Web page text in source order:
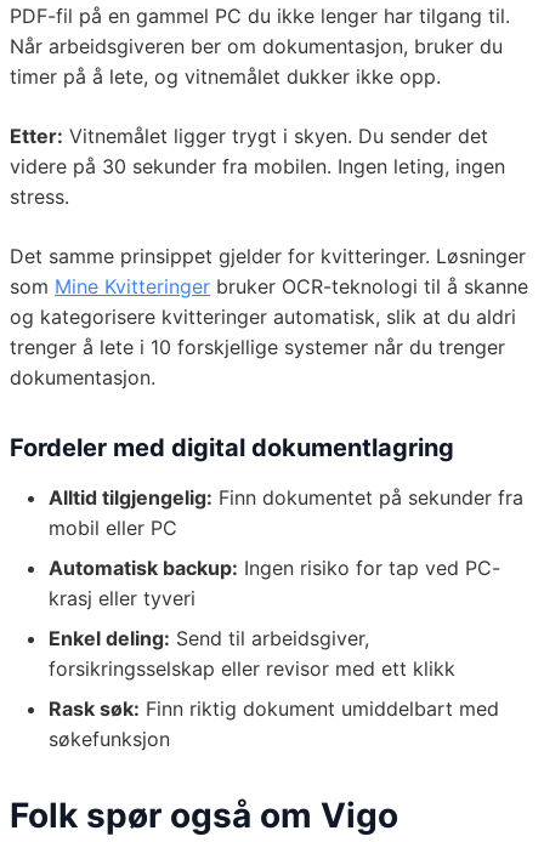
PDF-fil på en gammel PC du ikke lenger har tilgang til.
Når arbeidsgiveren ber om dokumentasjon, bruker du
timer på å lete, og vitnemålet dukker ikke opp.
Etter: Vitnemålet ligger trygt i skyen. Du sender det
videre på 30 sekunder fra mobilen. Ingen leting, ingen
stress.
Det samme prinsippet gjelder for kvitteringer. Løsninger
som Mine Kvitteringer bruker OCR-teknologi til å skanne
og kategorisere kvitteringer automatisk, slik at du aldri
trenger å lete i 10 forskjellige systemer når du trenger
dokumentasjon.
Fordeler med digital dokumentlagring
Alltid tilgjengelig: Finn dokumentet på sekunder fra
mobil eller PC
Automatisk backup: Ingen risiko for tap ved PC-
krasj eller tyveri
Enkel deling: Send til arbeidsgiver,
forsikringsselskap eller revisor med ett klikk
Rask søk: Finn riktig dokument umiddelbart med
søkefunksjon
Folk spør også om Vigo